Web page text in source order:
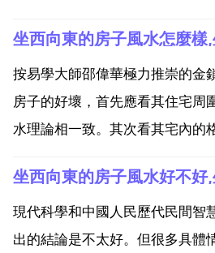
按易學大師邵偉華極力推崇的金
房子的好壞，首先應看其住宅周
水理論相一致。其次看其宅內的
高，及其它四宮的配合，這叫八
房，風水上不好，尤其不利長子
學是一門嚴謹...
現代科學和中國人民歷代民間智
出的結論是不太好。但很多具體